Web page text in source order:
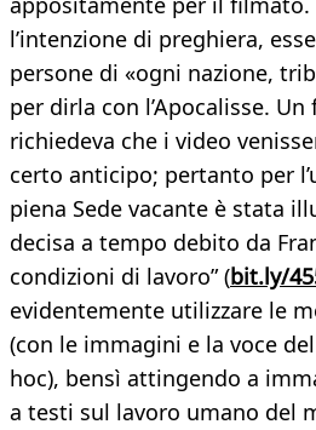
l’intenzione di preghiera,
persone di «ogni nazione,
per dirla con l’Apocalisse.
richiedeva che i video
certo anticipo; pertanto per
piena Sede vacante è stata
decisa a tempo debito da
condizioni di lavoro” (bit.ly/
evidentemente utilizzare le
(con le immagini e la voce
hoc), bensì attingendo a
a testi sul lavoro umano del